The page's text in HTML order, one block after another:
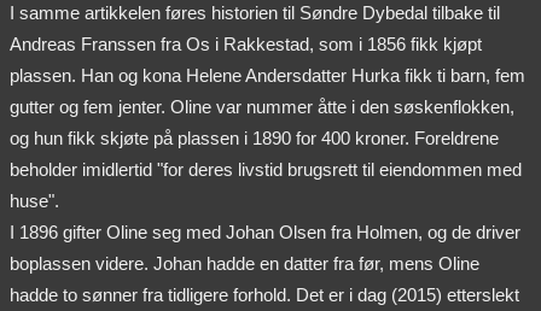
I samme artikkelen føres historien til Søndre Dybedal tilbake til
Andreas Franssen fra Os i Rakkestad, som i 1856 fikk kjøpt
plassen. Han og kona Helene Andersdatter Hurka fikk ti barn, fem
gutter og fem jenter. Oline var nummer åtte i den søskenflokken,
og hun fikk skjøte på plassen i 1890 for 400 kroner. Foreldrene
beholder imidlertid "for deres livstid brugsrett til eiendommen med
huse".
I 1896 gifter Oline seg med Johan Olsen fra Holmen, og de driver
boplassen videre. Johan hadde en datter fra før, mens Oline
hadde to sønner fra tidligere forhold. Det er i dag (2015) etterslekt